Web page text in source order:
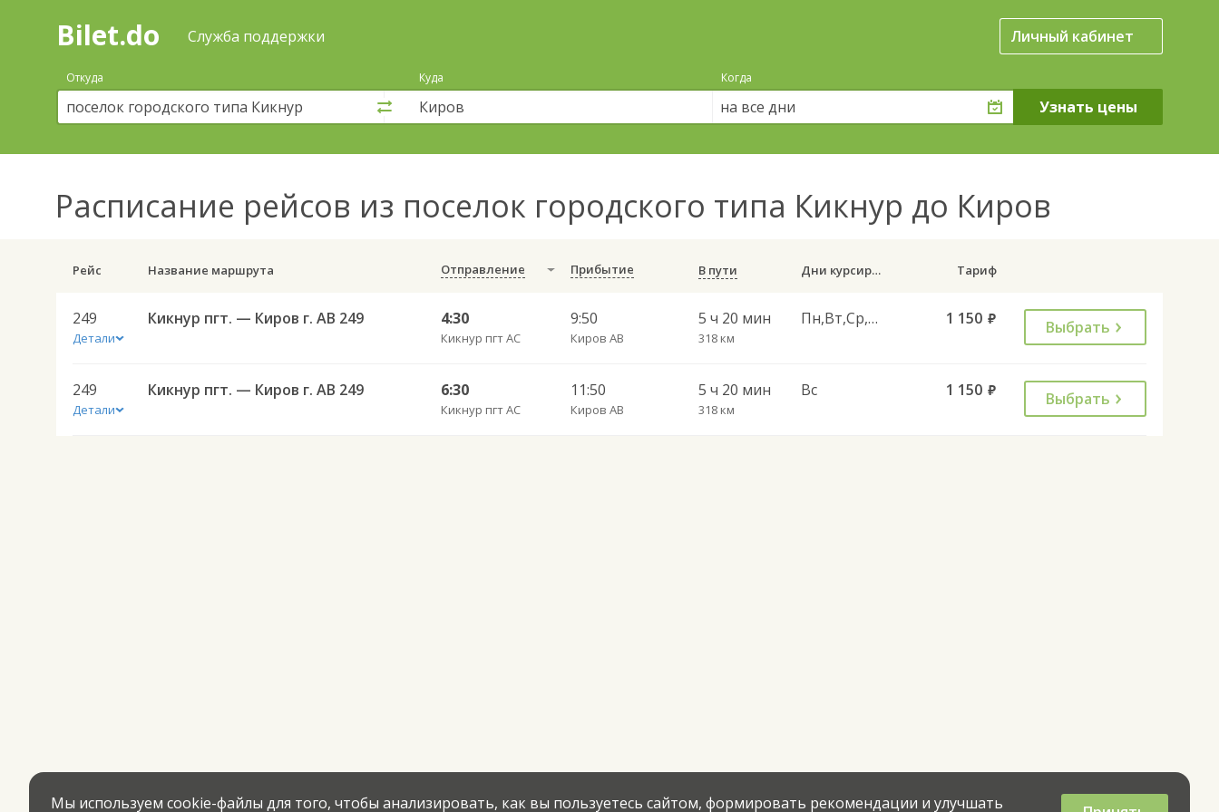
Поиск
покупка
билетов
автобус
онлайн
Bilet.do Служба поддержки Личный кабинет
Откуда Куда Когда
на все дни
Расписание рейсов из поселок городского типа Кикнур до Киров
Рейс Название маршрута Отправление Прибытие В пути Дни курсирования Тариф
249
Детали
Кикнур пгт. — Киров г. АВ 249 4:30
Кикнур пгт АС
9:50
Киров АВ
5 ч 20 мин
318 км
Пн,Вт,Ср,Чт,Пт,Сб 1 150 руб. Выбрать
249
Детали
Кикнур пгт. — Киров г. АВ 249 6:30
Кикнур пгт АС
11:50
Киров АВ
5 ч 20 мин
318 км
Вс 1 150 руб. Выбрать
Мы используем cookie-файлы для того, чтобы анализировать, как вы пользуетесь сайтом, формировать рекомендации и улучшать